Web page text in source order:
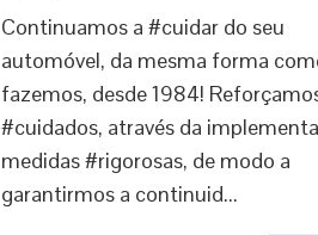
Continuamos a #cuidar do seu
automóvel, da mesma forma
fazemos, desde 1984!
#cuidados, através da
medidas #rigorosas, de modo a
garantirmos a continuid...